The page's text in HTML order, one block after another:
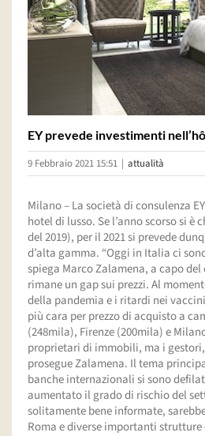
EY prevede investimenti
9 Febbraio 2021 15:51 | attualità
Milano – La società di consulenza
hotel di lusso. Se l’anno scorso si
del 2019), per il 2021 si prevede
d’alta gamma. “Oggi in Italia ci
spiega Marco Zalamena, a capo
rimane un gap sui prezzi. Al
della pandemia e i ritardi nei
più cara per prezzo di acquisto a
(248mila), Firenze (200mila) e
proprietari di immobili, ma i
prosegue Zalamena. Il tema
banche internazionali si sono
aumentato il grado di rischio del
solitamente bene informate,
Roma e diverse importanti strutture